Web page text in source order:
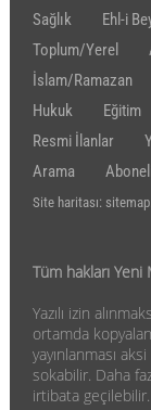
Sağlık
Ehl-i
Toplum/Yerel
İslam/Ramazan
Hukuk
Eğitim
Resmi İlanlar
Arama
Site haritası:
Tüm hakları
Yazılı izin
ortamda
yayınlanması
sokabilir. Daha
irtibata